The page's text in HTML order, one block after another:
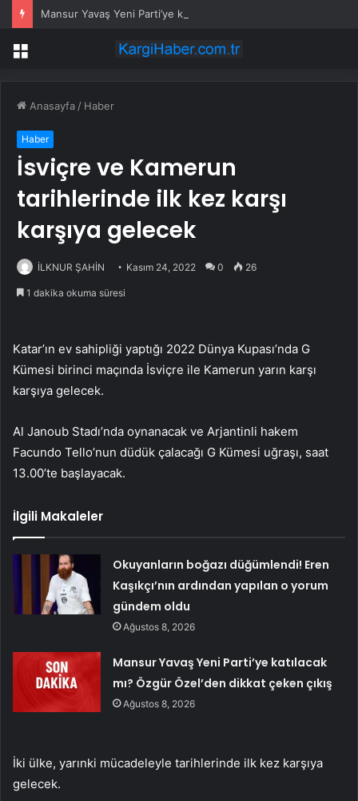
Menü
Anasayfa / Haber
Haber
İsviçre ve Kamerun
tarihlerinde ilk kez karşı
karşıya gelecek
İLKNUR ŞAHİN Kasım 24, 2022 0 26
1 dakika okuma süresi
Katar’ın ev sahipliği yaptığı 2022 Dünya Kupası’nda G
Kümesi birinci maçında İsviçre ile Kamerun yarın karşı
karşıya gelecek.
Al Janoub Stadı’nda oynanacak ve Arjantinli hakem
Facundo Tello’nun düdük çalacağı G Kümesi uğraşı, saat
13.00’te başlayacak.
İlgili Makaleler
Okuyanların boğazı düğümlendi! Eren
Kaşıkçı’nın ardından yapılan o yorum
gündem oldu
Ağustos 8, 2026
Mansur Yavaş Yeni Parti’ye katılacak
mı? Özgür Özel’den dikkat çeken çıkış
Ağustos 8, 2026
İki ülke, yarınki mücadeleyle tarihlerinde ilk kez karşıya
gelecek.